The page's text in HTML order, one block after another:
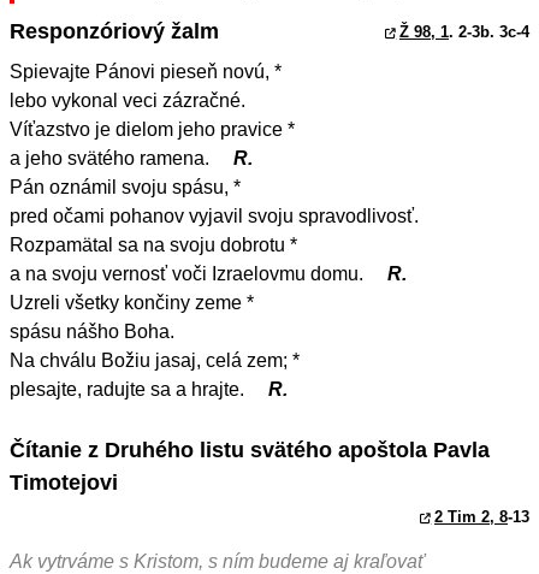
Responzóriový žalm Ž 98, 1. 2-3b. 3c-4
Spievajte Pánovi pieseň novú, *
lebo vykonal veci zázračné.
Víťazstvo je dielom jeho pravice *
a jeho svätého ramena.
R.
Pán oznámil svoju spásu, *
pred očami pohanov vyjavil svoju spravodlivosť.
Rozpamätal sa na svoju dobrotu *
a na svoju vernosť voči Izraelovmu domu.
R.
Uzreli všetky končiny zeme *
spásu nášho Boha.
Na chválu Božiu jasaj, celá zem; *
plesajte, radujte sa a hrajte.
R.
Čítanie z Druhého listu svätého apoštola Pavla
Timotejovi
2 Tim 2, 8-13
Ak vytrváme s Kristom, s ním budeme aj kraľovať